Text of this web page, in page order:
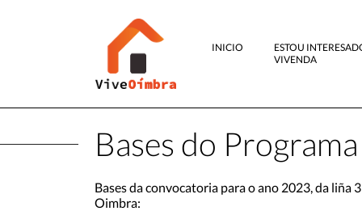
INICIO
ESTOU
VIVENDA
Bases do Programa
Bases da convocatoria para o ano 2023, da liña
Oimbra: